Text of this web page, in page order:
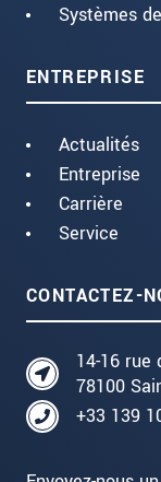
Systèmes
ENTREPRISE
Actualités
Entreprise
Carrière
Service
CONTACTEZ-
14-16 rue
78100
+33 139